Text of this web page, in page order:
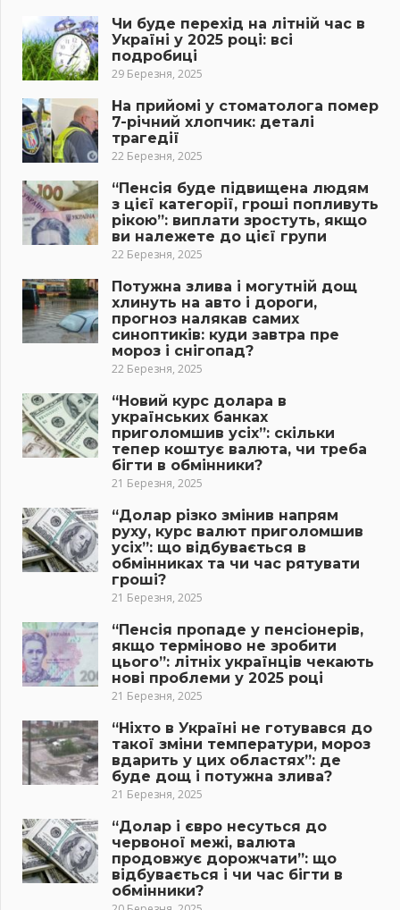
Чи буде перехід на літній час в
Україні у 2025 році: всі
подробиці
29 Березня, 2025
На прийомі у стоматолога помер
7-річний хлопчик: деталі
трагедії
22 Березня, 2025
“Пенсія буде підвищена людям
з цієї категорії, гроші попливуть
рікою”: виплати зростуть, якщо
ви належете до цієї групи
22 Березня, 2025
Потужна злива і могутній дощ
хлинуть на авто і дороги,
прогноз налякав самих
синоптиків: куди завтра пре
мороз і снігопад?
22 Березня, 2025
“Новий курс долара в
українських банках
приголомшив усіх”: скільки
тепер коштує валюта, чи треба
бігти в обмінники?
21 Березня, 2025
“Долар різко змінив напрям
руху, курс валют приголомшив
усіх”: що відбувається в
обмінниках та чи час рятувати
гроші?
21 Березня, 2025
“Пенсія пропаде у пенсіонерів,
якщо терміново не зробити
цього”: літніх українців чекають
нові проблеми у 2025 році
21 Березня, 2025
“Ніхто в Україні не готувався до
такої зміни температури, мороз
вдарить у цих областях”: де
буде дощ і потужна злива?
21 Березня, 2025
“Долар і євро несуться до
червоної межі, валюта
продовжує дорожчати”: що
відбувається і чи час бігти в
обмінники?